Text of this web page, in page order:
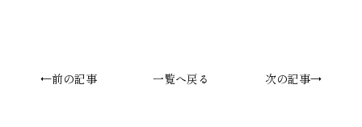
←前の記事 一覧へ戻る 次の記事→